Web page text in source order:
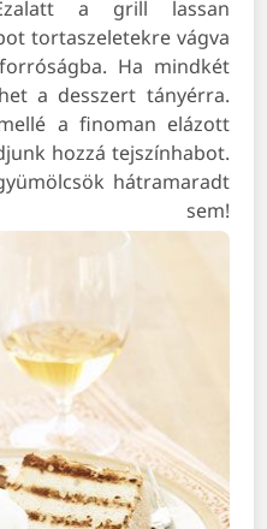
a grill lassan
tortaszeletekre vágva
Ha mindkét
a desszert tányérra.
a finoman elázott
hozzá tejszínhabot.
hátramaradt
sem!